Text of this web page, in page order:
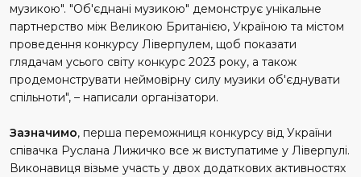
музикою". "Об'єднані музикою" демонструє унікальне
партнерство між Великою Британією, Україною та містом
проведення конкурсу Ліверпулем, щоб показати
глядачам усього світу конкурс 2023 року, а також
продемонструвати неймовірну силу музики об'єднувати
спільноти", – написали організатори.
Зазначимо, перша переможниця конкурсу від України
співачка Руслана Лижичко все ж виступатиме у Ліверпулі.
Виконавиця візьме участь у двох додаткових активностях